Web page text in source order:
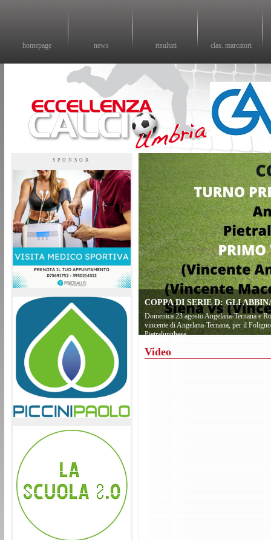
homepage news risultati clas. marcatori
SPONSOR
COPPA DI SERIE D: GLI
Domenica 23 agosto Angelana-Ternana e
vincente di Angelana-Ternana, per il
Pietralunghese
Video